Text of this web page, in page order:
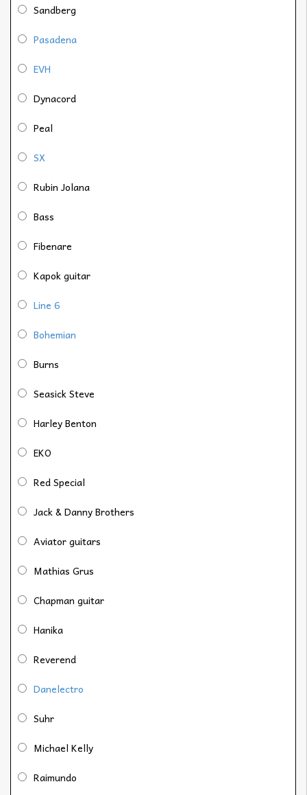
Sandberg
Pasadena
EVH
Dynacord
Peal
SX
Rubin Jolana
Bass
Fibenare
Kapok guitar
Line 6
Bohemian
Burns
Seasick Steve
Harley Benton
EKO
Red Special
Jack & Danny Brothers
Aviator guitars
Mathias Grus
Chapman guitar
Hanika
Reverend
Danelectro
Suhr
Michael Kelly
Raimundo